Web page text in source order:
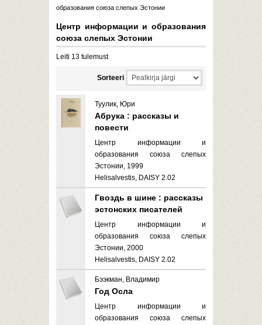
образования союза слепых Эстонии
Центр информации и образования
союза слепых Эстонии
Leiti 13 tulemust
Sorteeri
Туулик, Юри
Абрука : рассказы и
повести
Центр информации и
образования союза слепых
Эстонии, 1999
Helisalvestis, DAISY 2.02
Гвоздь в шине : рассказы
эстонских писателей
Центр информации и
образования союза слепых
Эстонии, 2000
Helisalvestis, DAISY 2.02
Бээкман, Владимир
Год Осла
Центр информации и
образования союза слепых